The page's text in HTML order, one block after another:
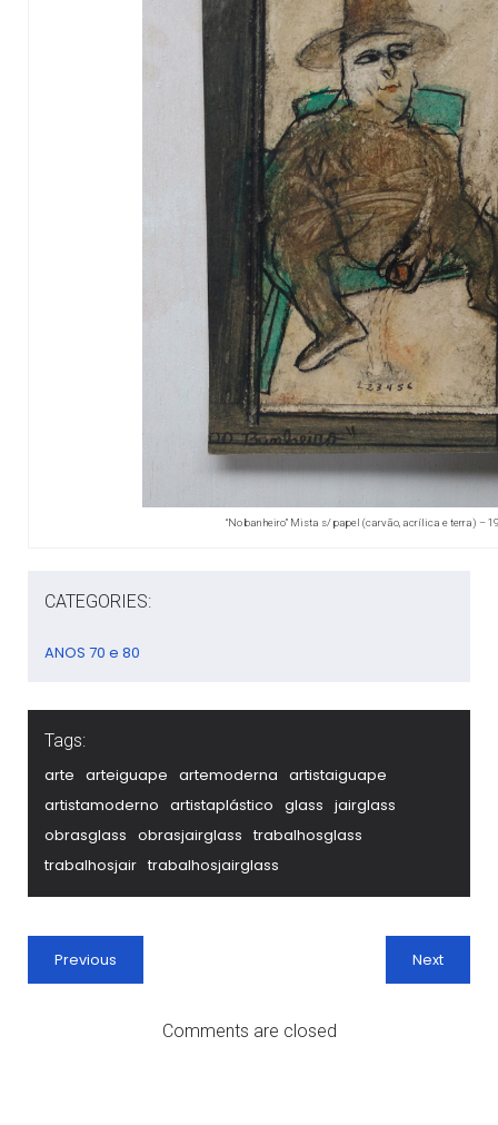
“No banheiro” Mista s/ papel (carvão, acrílica e terra) –
CATEGORIES:
ANOS 70 e 80
Tags:
arte arteiguape artemoderna artistaiguape
artistamoderno artistaplástico glass jairglass
obrasglass obrasjairglass trabalhosglass
trabalhosjair trabalhosjairglass
Previous Next
Comments are closed